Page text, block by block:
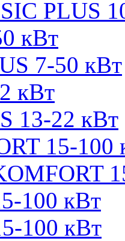
PLUS
кВт
7-50 кВт
кВт
13-22 кВт
15-100
100 кВт
100 кВт